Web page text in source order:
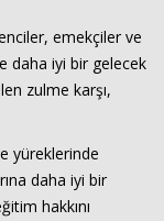
emekçiler ve
daha iyi bir gelecek
zulme karşı,
yüreklerinde
daha iyi bir
hakkını
Haberin Doğru Adresi.